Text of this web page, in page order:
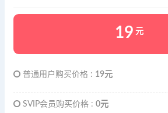
19 元
普通用户购买价格 : 19元
SVIP会员购买价格 : 0元